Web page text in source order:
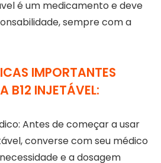
é um medicamento e deve
sempre com a
IMPORTANTES
B12 INJETÁVEL:
Antes de começar a usar
converse com seu médico
e a dosagem